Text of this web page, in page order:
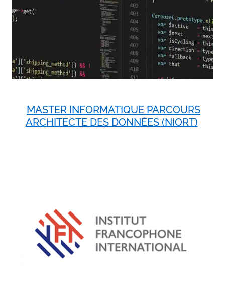
MASTER INFORMATIQUE PARCOURS
ARCHITECTE DES DONNÉES (NIORT)